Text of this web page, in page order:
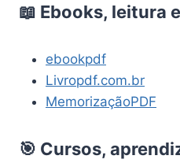
📖 Ebooks, leitura
ebookpdf
Livropdf.com.br
MemorizaçãoPDF
🎯 Cursos,